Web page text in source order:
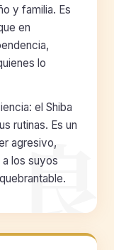
y familia. Es
en
lo
el Shiba
rutinas. Es un
agresivo,
los suyos
良